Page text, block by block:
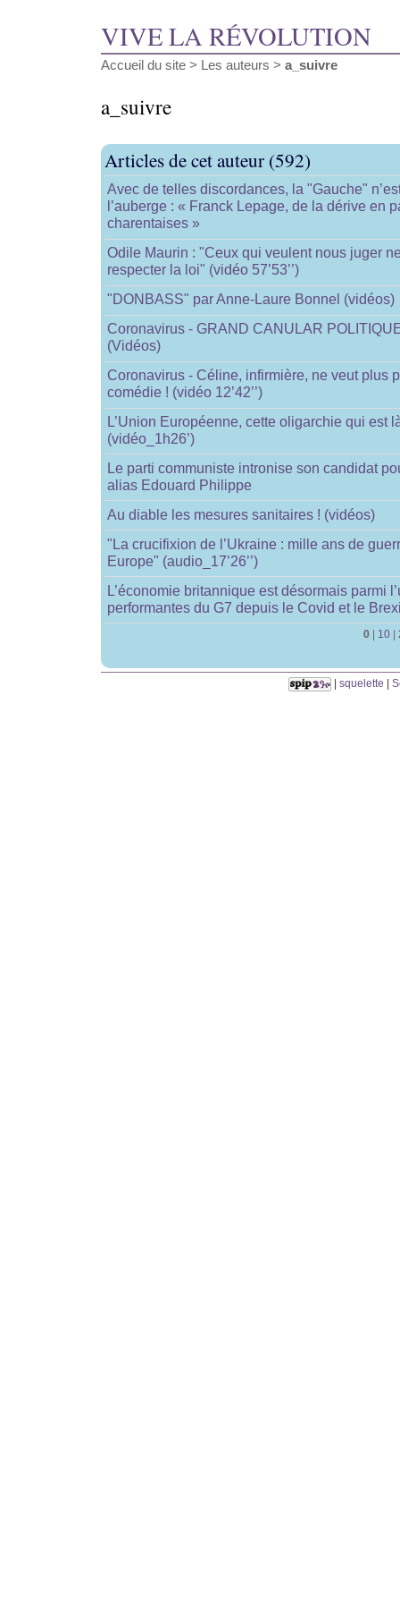
VIVE LA RÉVOLUTION
Accueil du site > Les auteurs > a_suivre
a_suivre
Articles de cet auteur (592)
Avec de telles discordances, la "Gauche"
l’auberge : « Franck Lepage, de la dérive en
charentaises »
Odile Maurin : "Ceux qui veulent nous juger
respecter la loi" (vidéo 57’53’’)
"DONBASS" par Anne-Laure Bonnel (vidéos)
Coronavirus - GRAND CANULAR
(Vidéos)
Coronavirus - Céline, infirmière, ne veut plus
comédie ! (vidéo 12’42’’)
L’Union Européenne, cette oligarchie qui est
(vidéo_1h26’)
Le parti communiste intronise son candidat
alias Edouard Philippe
Au diable les mesures sanitaires ! (vidéos)
"La crucifixion de l’Ukraine : mille ans de
Europe" (audio_17’26’’)
L’économie britannique est désormais parmi
performantes du G7 depuis le Covid et le
0 | 10 |
squelette